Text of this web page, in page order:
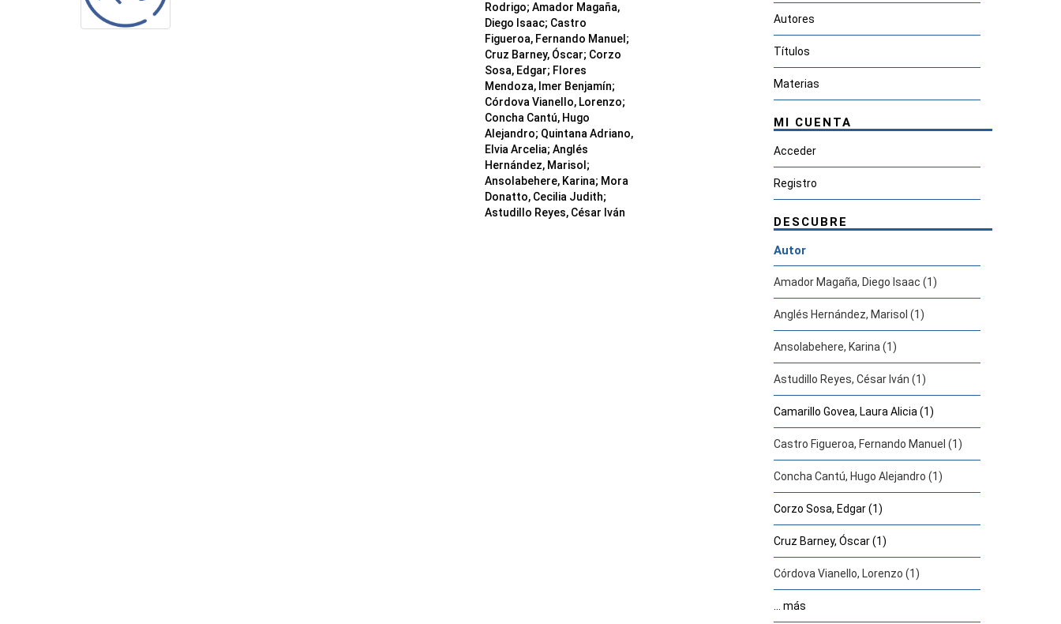
Rodrigo; Amador Magaña,
Diego Isaac; Castro
Figueroa, Fernando Manuel ;
Cruz Barney, Óscar; Corzo
Sosa, Edgar; Flores
Mendoza, Imer Benjamín;
Córdova Vianello, Lorenzo;
Concha Cantú, Hugo
Alejandro; Quintana Adriano,
Elvia Arcelia; Anglés
Hernández, Marisol ;
Ansolabehere, Karina; Mora
Donatto, Cecilia Judith;
Astudillo Reyes, César Iván
Autores
Títulos
Materias
MI CUENTA
Acceder
Registro
DESCUBRE
Autor
Amador Magaña, Diego Isaac (1)
Anglés Hernández, Marisol (1)
Ansolabehere, Karina (1)
Astudillo Reyes, César Iván (1)
Camarillo Govea, Laura Alicia (1)
Castro Figueroa, Fernando Manuel (1)
Concha Cantú, Hugo Alejandro (1)
Corzo Sosa, Edgar (1)
Cruz Barney, Óscar (1)
Córdova Vianello, Lorenzo (1)
... más